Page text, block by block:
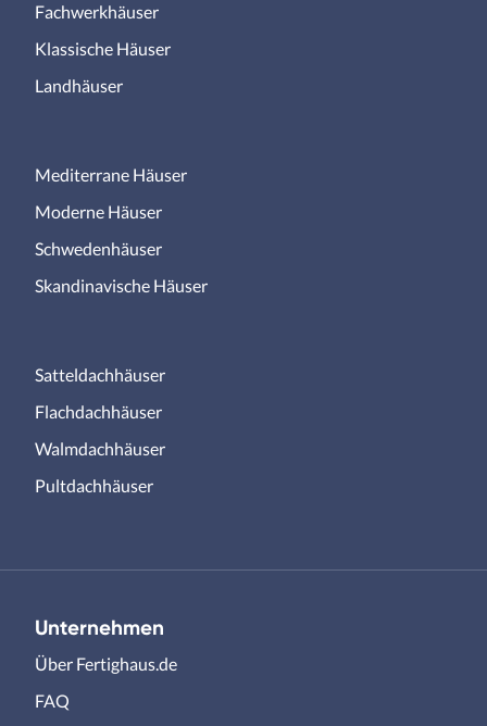
Fachwerkhäuser
Klassische Häuser
Landhäuser
Mediterrane Häuser
Moderne Häuser
Schwedenhäuser
Skandinavische Häuser
Satteldachhäuser
Flachdachhäuser
Walmdachhäuser
Pultdachhäuser
Unternehmen
Über Fertighaus.de
FAQ